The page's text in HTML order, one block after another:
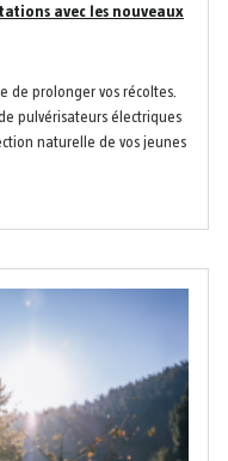
avec les nouveaux
de prolonger vos récoltes.
pulvérisateurs électriques
naturelle de vos jeunes